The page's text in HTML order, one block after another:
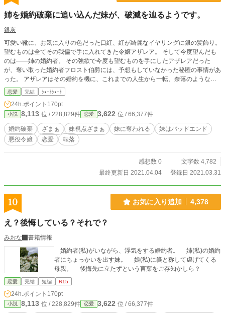
姉を婚約破棄に追い込んだ妹が、破滅を辿るようです。
銀灰
可愛い靴に、お気に入りの色だった口紅、紅が綺麗なイヤリングに銀の髪飾り。
望むものは全てその我儘で手に入れてきた令嬢アザレア。 そして今度望んだも
のは――姉の婚約者。 その強欲で今度も望むものを手にしたアザレアだった
が、奪い取った婚約者フロスト伯爵には、予想もしていなかった秘匿の事情があ
った。 アザレアはその婚約を機に、これまでの人生から一転、奈落のような不
幸へ滑落していく――。
恋愛 完結 ｼｮｰﾄｼｮｰﾄ
24h.ポイント 170pt
小説 8,113 位 / 228,829件 恋愛 3,622 位 / 66,377件
婚約破棄 ざまぁ 妹視点ざまぁ 妹に奪われる
妹はバッドエンド
悪役令嬢
恋愛 転落
感想数 0
文字数 4,782
最終更新日 2021.04.04
登録日 2021.03.31
10 お気に入り追加 4,378
え？後悔している？それで？
みおな
書籍情報
婚約者(私)がいながら、浮気をする婚約者。 姉(私)の婚約
者にちょっかいを出す妹。 娘(私)に躾と称して虐げてくる
母親。 後悔先に立たずという言葉をご存知かしら？
恋愛 完結 短編 R15
24h.ポイント 170pt
小説 8,113 位 / 228,829件 恋愛 3,622 位 / 66,377件